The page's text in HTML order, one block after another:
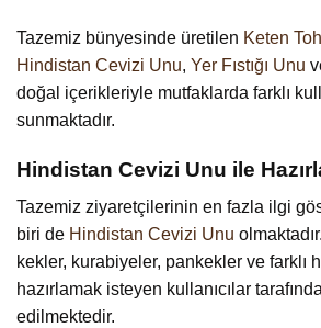
Tazemiz bünyesinde üretilen Keten
Hindistan Cevizi Unu, Yer Fıstığı Unu
doğal içerikleriyle mutfaklarda farklı
sunmaktadır.
Hindistan Cevizi Unu ile
Tazemiz ziyaretçilerinin en fazla ilgi
biri de Hindistan Cevizi Unu
kekler, kurabiyeler, pankekler ve farklı
hazırlamak isteyen kullanıcılar
edilmektedir.